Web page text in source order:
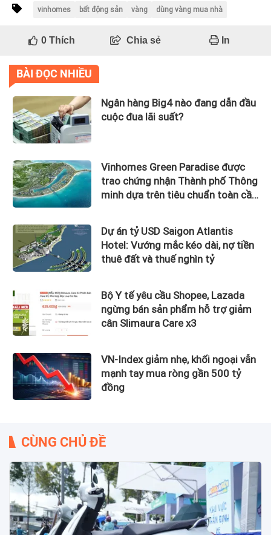
vinhomes bất động sản vàng dùng vàng mua nhà
0Thích Chia sẻ In
BÀI ĐỌC NHIỀU
Ngân hàng Big4 nào đang dẫn đầu
cuộc đua lãi suất?
Vinhomes Green Paradise được
trao chứng nhận Thành phố Thông
minh dựa trên tiêu chuẩn toàn cầu
Dự án tỷ USD Saigon Atlantis
Hotel: Vướng mắc kéo dài, nợ tiền
thuê đất và thuế nghìn tỷ
Bộ Y tế yêu cầu Shopee, Lazada
ngừng bán sản phẩm hỗ trợ giảm
cân Slimaura Care x3
VN-Index giảm nhẹ, khối ngoại vẫn
mạnh tay mua ròng gần 500 tỷ
đồng
CÙNG CHỦ ĐỀ